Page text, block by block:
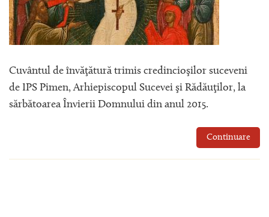
Cuvântul de învăţătură trimis credincioşilor suceveni
de IPS Pimen, Arhiepiscopul Sucevei şi Rădăuţilor, la
sărbătoarea Învierii Domnului din anul 2015.
Continuare